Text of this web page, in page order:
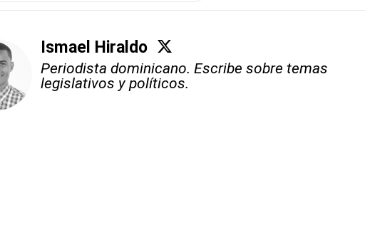
Ismael Hiraldo
Periodista dominicano. Escribe sobre temas
legislativos y políticos.